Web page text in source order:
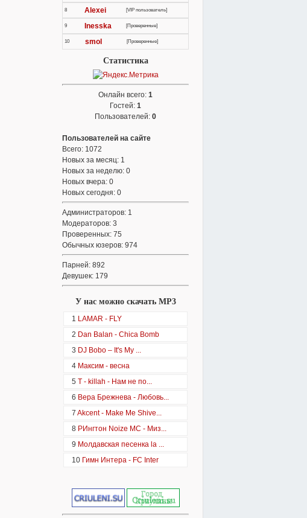
8 Alexei [VIP пользователь]
9 Inesska [Проверенные]
10 smol [Проверенные]
Статистика
Онлайн всего: 1
Гостей: 1
Пользователей: 0
Пользователей на сайте
Всего: 1072
Новых за месяц: 1
Новых за неделю: 0
Новых вчера: 0
Новых сегодня: 0
Администраторов: 1
Модераторов: 3
Проверенных: 75
Обычных юзеров: 974
Парней: 892
Девушек: 179
У нас можно скачать MP3
1 LAMAR - FLY
2 Dan Balan - Chica Bomb
3 DJ Bobo – It's My ...
4 Максим - весна
5 T - killah - Нам не по...
6 Вера Брежнева - Любовь...
7 Akcent - Make Me Shive...
8 РИнгтон Noize MC - Миз...
9 Молдавская песенка la ...
10 Гимн Интера - FC Inter